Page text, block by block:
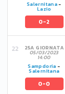
Salernitana-
Lazio
0-2
25A GIORNATA
05/03/2023
14:00
Sampdoria -
Salernitana
0-0